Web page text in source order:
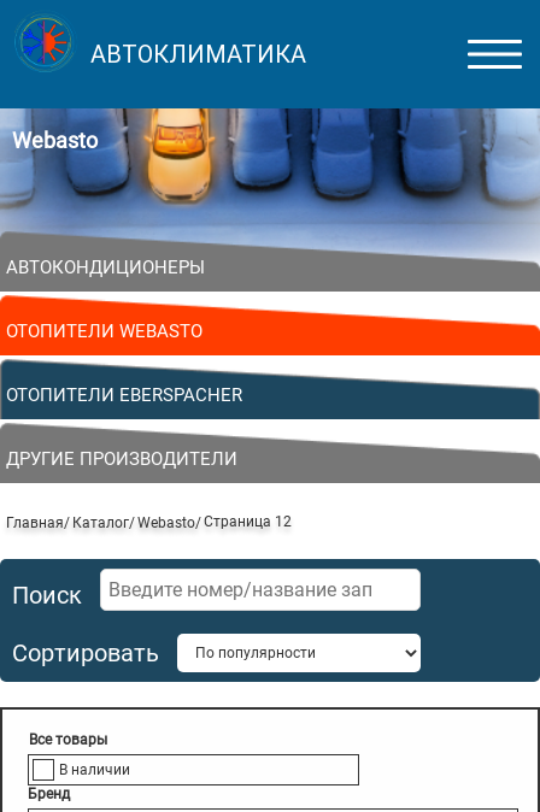
АВТОКЛИМАТИКА
Webasto
АВТОКОНДИЦИОНЕРЫ
ОТОПИТЕЛИ WEBASTO
ОТОПИТЕЛИ EBERSPACHER
ДРУГИЕ ПРОИЗВОДИТЕЛИ
Главная Каталог Webasto Страница 12
Поиск
Сортировать
В наличии
Бренд